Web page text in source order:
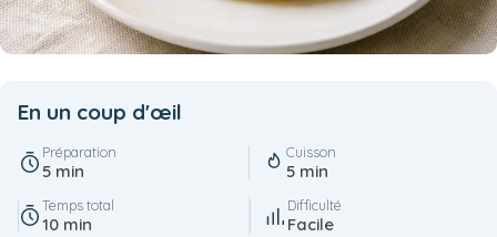
En un coup d'œil
Préparation
5 min
Cuisson
5 min
Temps total
10 min
Difficulté
Facile